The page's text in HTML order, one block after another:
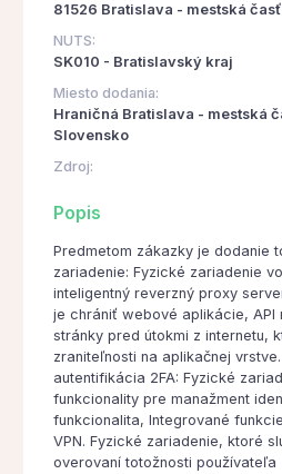
81526 Bratislava - mestská
NUTS:
SK010 - Bratislavský kraj
Miesto dodania:
Hraničná Bratislava - mestská
Slovensko
Zdroj:
Popis
Predmetom zákazky je dodanie
zariadenie: Fyzické zariadenie
inteligentný reverzný proxy
je chrániť webové aplikácie, API
stránky pred útokmi z internetu,
zraniteľnosti na aplikačnej
autentifikácia 2FA: Fyzické
funkcionality pre manažment
funkcionalita, Integrované
VPN. Fyzické zariadenie, ktoré
overovaní totožnosti